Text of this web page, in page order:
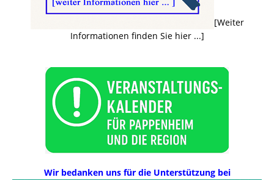
[Weiter
Informationen finden Sie hier ...]
Wir bedanken uns für die Unterstützung bei